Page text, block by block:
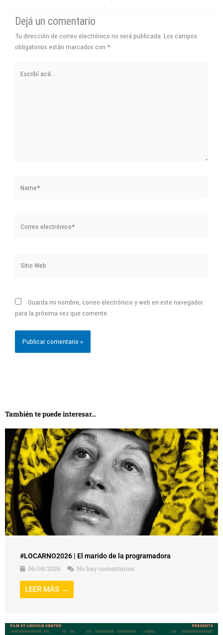
Dejá un comentario
Tu dirección de correo electrónico no será publicada. Los campos
obligatorios están marcados con *
acá...
electrónico*
Web
Guarda mi nombre, correo electrónico y web en este navegador
para la próxima vez que comente.
También te puede interesar...
#LOCARNO2026 | El marido de la programadora
06/08/2026
No hay comentarios
LEER MÁS →